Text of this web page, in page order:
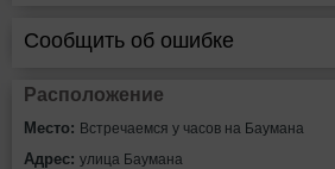
Сообщить об ошибке
Расположение
Место: Встречаемся у часов на Баумана
Адрес: улица Баумана